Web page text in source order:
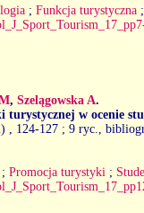
; Funkcja turystyczna
, Szelągowska A.
w ocenie
, 124-127 ; 9 ryc.,
; Promocja turystyki ;